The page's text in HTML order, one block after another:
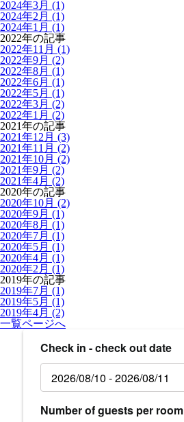
2024年3月 (1)
2024年2月 (1)
2024年1月 (1)
2022年の記事
2022年11月 (1)
2022年9月 (2)
2022年8月 (1)
2022年6月 (1)
2022年5月 (1)
2022年3月 (2)
2022年1月 (2)
2021年の記事
2021年12月 (3)
2021年11月 (2)
2021年10月 (2)
2021年9月 (2)
2021年4月 (2)
2020年の記事
2020年10月 (2)
2020年9月 (1)
2020年8月 (1)
2020年7月 (1)
2020年5月 (1)
2020年4月 (1)
2020年2月 (1)
2019年の記事
2019年7月 (1)
2019年5月 (1)
2019年4月 (2)
一覧ページへ
Check in - check out date
Number of guests per room